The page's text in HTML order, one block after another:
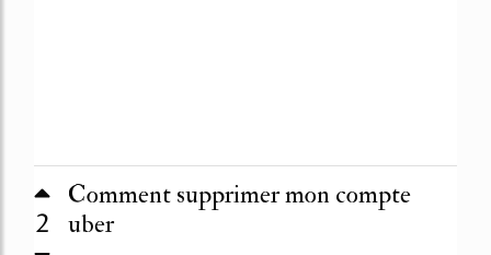
2
Comment supprimer mon compte
uber